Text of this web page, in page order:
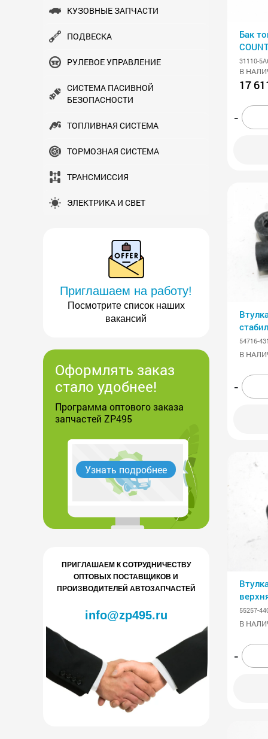
КУЗОВНЫЕ ЗАПЧАСТИ
ПОДВЕСКА
РУЛЕВОЕ УПРАВЛЕНИЕ
СИСТЕМА ПАСИВНОЙ
БЕЗОПАСНОСТИ
ТОПЛИВНАЯ СИСТЕМА
ТОРМОЗНАЯ СИСТЕМА
ТРАНСМИСCИЯ
ЭЛЕКТРИКА И СВЕТ
Приглашаем на работу!
Посмотрите список наших
вакансий
Оформлять заказ
стало удобнее!
Программа оптового заказа
запчастей ZP495
Узнать подробнее
ПРИГЛАШАЕМ К СОТРУДНИЧЕСТВУ
ОПТОВЫХ ПОСТАВЩИКОВ И
ПРОИЗВОДИТЕЛЕЙ АВТОЗАПЧАСТЕЙ
info@zp495.ru
Бак
БАКОР
31110-
В
17
-
54716-
В
-
55257-
В
-